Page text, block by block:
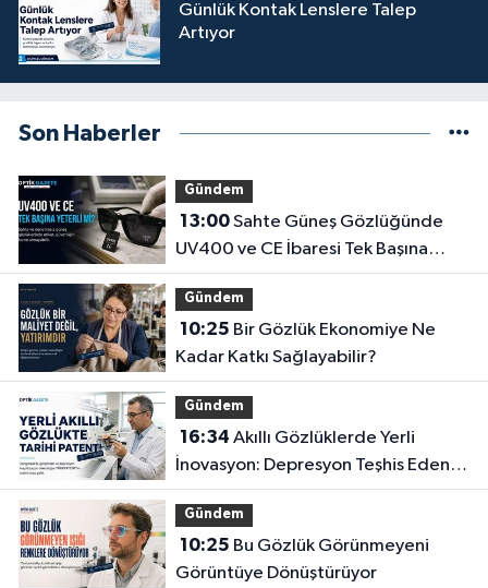
Günlük Kontak Lenslere Talep
Artıyor
Son Haberler
Gündem
13:00Sahte Güneş Gözlüğünde
UV400 ve CE İbaresi Tek Başına
Yeterli mi?
Gündem
10:25
Kadar Katkı Sağlayabilir?
Gündem
16:34
İnovasyon: Depresyon Teşhis Eden
Gözlüğe Türkpatent Onayı
Gündem
10:25
Görüntüye Dönüştürüyor